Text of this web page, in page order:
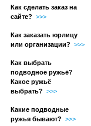
Как сделать заказ на
сайте?
>>>
Как заказать юрлицу
или организации?
>>>
Как выбрать
подводное ружьё?
Какое ружьё
выбрать?
>>>
Какие подводные
ружья бывают?
>>>